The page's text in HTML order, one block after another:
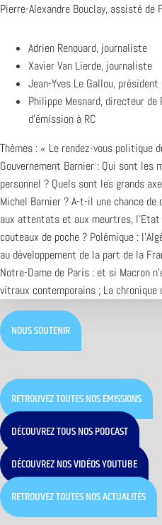
Pierre-Alexandre Bouclay, assisté de
Adrien Renouard, journaliste
Xavier Van Lierde, journaliste
Jean-Yves Le Gallou, président
Philippe Mesnard, directeur de
d’émission à RC
Thèmes : « Le rendez-vous politique
Gouvernement Barnier : Qui sont
personnel ? Quels sont les grands
Michel Barnier ? A-t-il une chance de
aux attentats et aux meurtres,
couteaux de poche ? Polémique :
au développement de la part de la
Notre-Dame de Paris : et si Macron
vitraux contemporains ; La
NOUS SOUTENIR
RETROUVEZ TOUTES NOS ÉMISSIONS
DÉCOUVREZ TOUS NOS PODCAST
DÉCOUVREZ NOS VIDÉOS YOUTUBE
RETROUVEZ TOUTES NOS ACTUALITÉS